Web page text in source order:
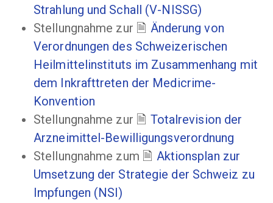
Strahlung und Schall (V-NISSG)
Stellungnahme zur
Änderung von
Verordnungen des Schweizerischen
Heilmittelinstituts im Zusammenhang mit
dem Inkrafttreten der Medicrime-
Konvention
Stellungnahme zur
Totalrevision der
Arzneimittel-Bewilligungsverordnung
Stellungnahme zum
Aktionsplan zur
Umsetzung der Strategie der Schweiz zu
Impfungen (NSI)